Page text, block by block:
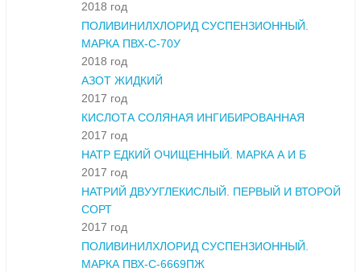
2018 год
ПОЛИВИНИЛХЛОРИД СУСПЕНЗИОННЫЙ.
МАРКА ПВХ-С-70У
2018 год
АЗОТ ЖИДКИЙ
2017 год
КИСЛОТА СОЛЯНАЯ ИНГИБИРОВАННАЯ
2017 год
НАТР ЕДКИЙ ОЧИЩЕННЫЙ. МАРКА А И Б
2017 год
НАТРИЙ ДВУУГЛЕКИСЛЫЙ. ПЕРВЫЙ И ВТОРОЙ
СОРТ
2017 год
ПОЛИВИНИЛХЛОРИД СУСПЕНЗИОННЫЙ.
МАРКА ПВХ-С-6669ПЖ